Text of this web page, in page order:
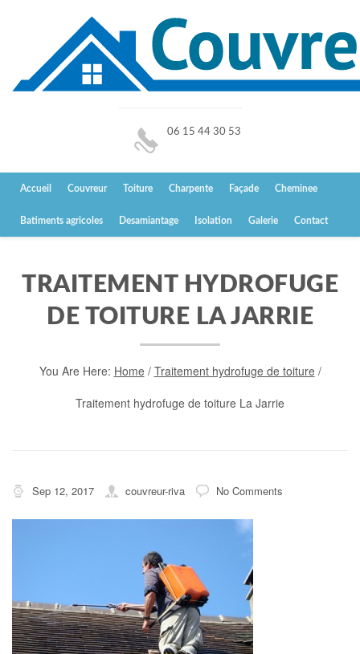
06 15 44 30 53
Accueil Couvreur Toiture Charpente Façade Cheminee
Batiments agricoles Desamiantage Isolation Galerie Contact
TRAITEMENT HYDROFUGE
DE TOITURE LA JARRIE
You Are Here: Home/ Traitement hydrofuge de toiture/
Traitement hydrofuge de toiture La Jarrie
Sep 12, 2017 couvreur-riva No Comments